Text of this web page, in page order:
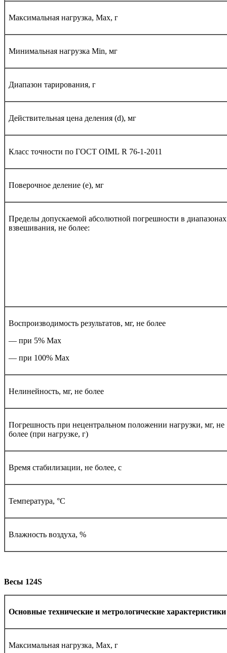
Максимальная нагрузка, Max, г
Минимальная нагрузка Мin, мг
Диапазон тарирования, г
Действительная цена деления (d), мг
Класс точности по ГОСТ OIML R 76-1-2011
Поверочное деление (е), мг
Пределы допускаемой абсолютной погрешности в диапазонах
взвешивания, не более:
Воспроизводимость результатов, мг, не более
— при 5% Мах
— при 100% Мах
Нелинейность, мг, не более
Погрешность при нецентральном положении нагрузки, мг, не
более (при нагрузке, г)
Время стабилизации, не более, с
Температура, °С
Влажность воздуха, %
Весы 124S
Основные технические и метрологические характеристики
Максимальная нагрузка, Max, г